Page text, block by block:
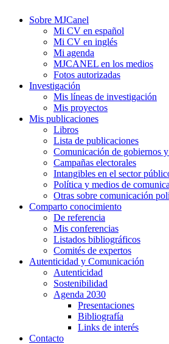
Sobre MJCanel
Mi CV en español
Mi CV en inglés
Mi agenda
MJCANEL en los medios
Fotos autorizadas
Investigación
Mis líneas de investigación
Mis proyectos
Mis publicaciones
Libros
Lista de publicaciones
Comunicación de gobiernos
Campañas electorales
Intangibles en el sector
Política y medios de
Otras sobre comunicación
Comparto conocimiento
De referencia
Mis conferencias
Listados bibliográficos
Comités de expertos
Autenticidad y Comunicación
Autenticidad
Sostenibilidad
Agenda 2030
Presentaciones
Bibliografía
Links de interés
Contacto